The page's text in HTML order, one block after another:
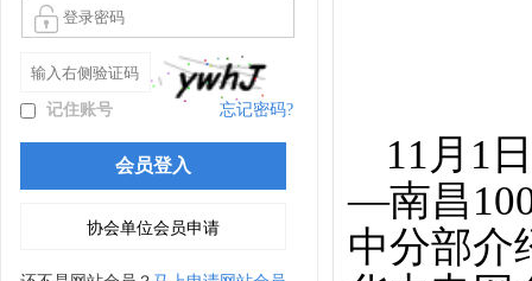
记住账号 忘记密码?
11月1
—南昌
中分部介